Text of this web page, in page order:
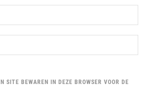
SITE BEWAREN IN DEZE BROWSER VOOR DE